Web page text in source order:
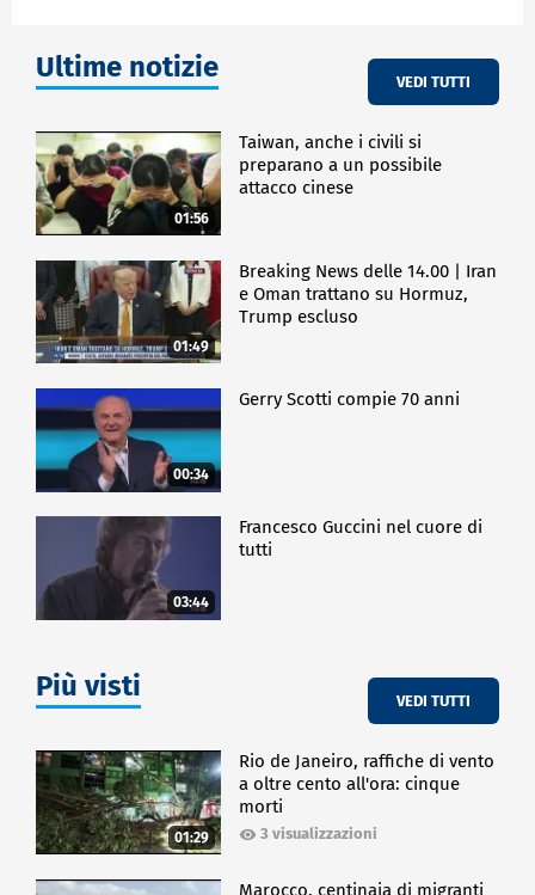
Ultime notizie VEDI TUTTI
01:56
Taiwan, anche i civili si
preparano a un possibile
attacco cinese
01:49
Breaking News delle 14.00 | Iran
e Oman trattano su Hormuz,
Trump escluso
00:34
Gerry Scotti compie 70 anni
03:44
Francesco Guccini nel cuore di
tutti
Più visti VEDI TUTTI
01:29
Rio de Janeiro, raffiche di vento
a oltre cento all'ora: cinque
morti
3 visualizzazioni
Marocco, centinaia di migranti